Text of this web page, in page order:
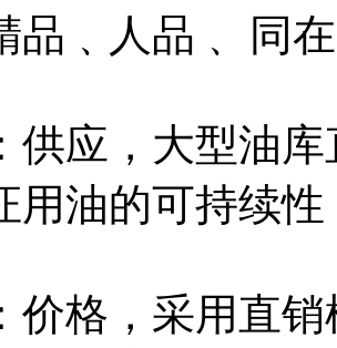
品﹑人品﹑ 同
供应，大型油
用油的可持续性
价格，采用直